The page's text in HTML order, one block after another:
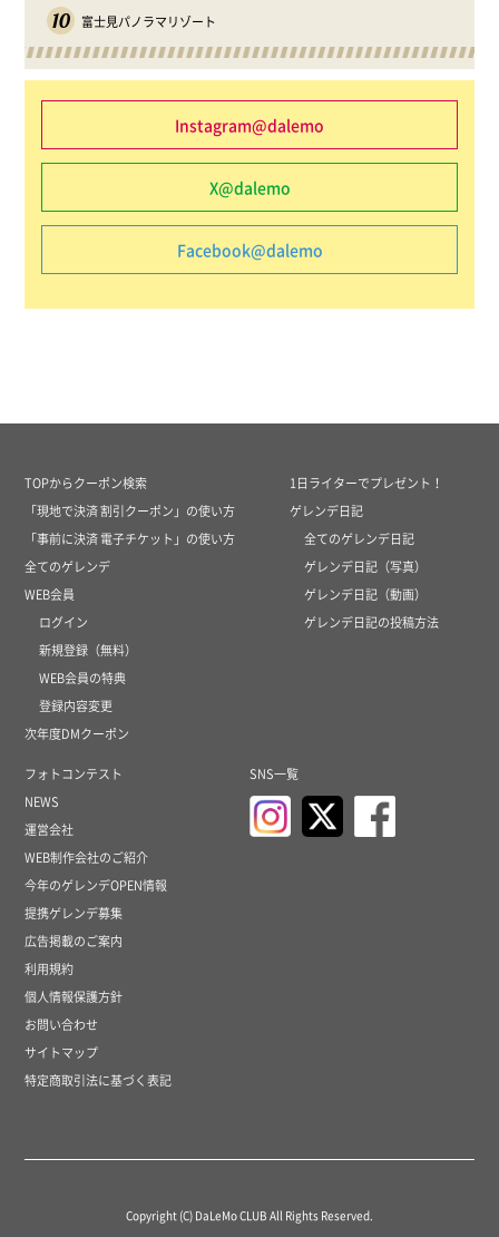
10 富士見パノラマリゾート
Instagram@dalemo
X@dalemo
Facebook@dalemo
TOPからクーポン検索
「現地で決済 割引クーポン」の使い方
「事前に決済 電子チケット」の使い方
全てのゲレンデ
WEB会員
ログイン
新規登録（無料）
WEB会員の特典
登録内容変更
次年度DMクーポン
1日ライターでプレゼント！
ゲレンデ日記
全てのゲレンデ日記
ゲレンデ日記（写真）
ゲレンデ日記（動画）
ゲレンデ日記の投稿方法
フォトコンテスト
NEWS
運営会社
WEB制作会社のご紹介
今年のゲレンデOPEN情報
提携ゲレンデ募集
広告掲載のご案内
利用規約
個人情報保護方針
お問い合わせ
サイトマップ
特定商取引法に基づく表記
SNS一覧
Copyright (C) DaLeMo CLUB All Rights Reserved.